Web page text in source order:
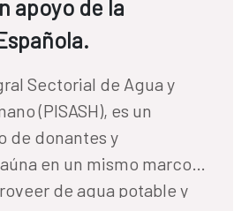
apoyo de la
Sectorial de Agua y
(PISASH), es un
de donantes y
en un mismo marco
de agua potable y